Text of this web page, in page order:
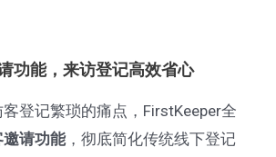
功能，来访登记高效省心
登记繁琐的痛点，FirstKeeper全
请功能，彻底简化传统线下登记